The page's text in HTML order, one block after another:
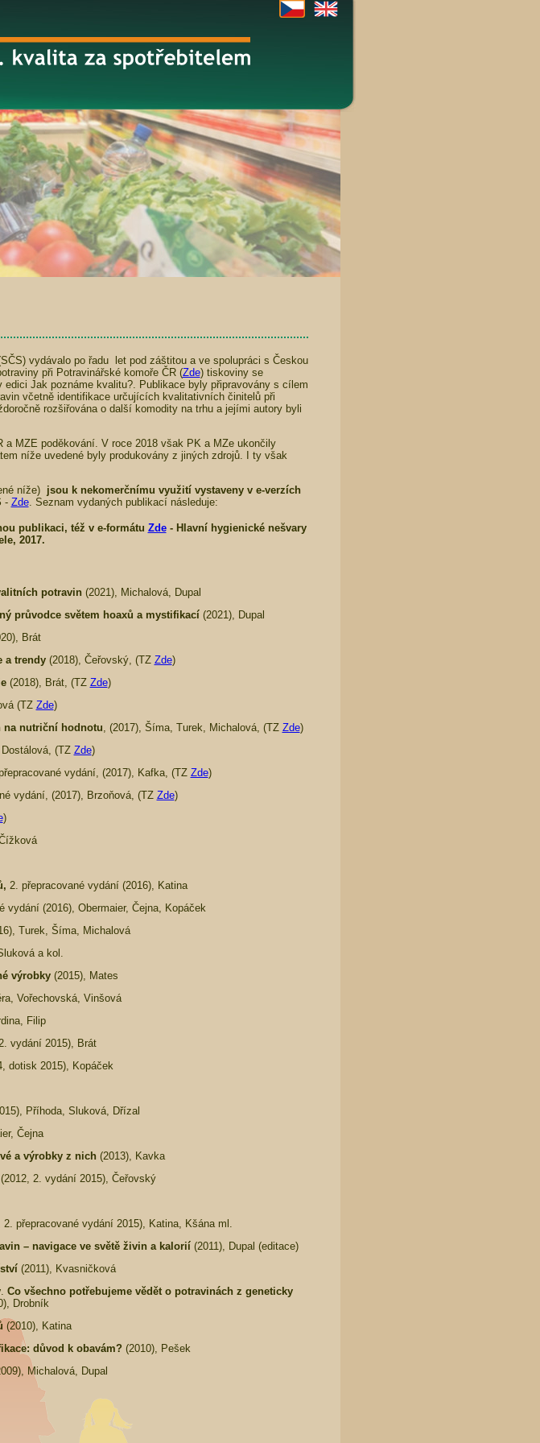
vydávalo po řadu let pod záštitou a ve spolupráci s Českou
při Potravinářské komoře ČR (Zde) tiskoviny se
edici Jak poznáme kvalitu?. Publikace byly připravovány s cílem
včetně identifikace určujících kvalitativních činitelů při
rozšiřována o další komodity na trhu a jejími autory byli
a MZE poděkování. V roce 2018 však PK a MZe ukončily
níže uvedené byly produkovány z jiných zdrojů. I ty však
níže) jsou k nekomerčnímu využití vystaveny v e-verzích
- Zde. Seznam vydaných publikací následuje:
publikaci, též v e-formátu Zde- Hlavní hygienické nešvary
, 2017.
potravin (2021), Michalová, Dupal
průvodce světem hoaxů a mystifikací (2021), Dupal
Brát
a trendy (2018), Čeřovský, (TZ Zde)
(2018), Brát, (TZ Zde)
(TZ Zde)
nutriční hodnotu , (2017), Šíma, Turek, Michalová, (TZ Zde)
(TZ Zde)
vydání, (2017), Kafka, (TZ Zde)
vydání, (2017), Brzoňová, (TZ Zde)
)
2. přepracované vydání (2016), Katina
vydání (2016), Obermaier, Čejna, Kopáček
Turek, Šíma, Michalová
a kol.
výrobky (2015), Mates
Vořechovská, Vinšová
Filip
vydání 2015), Brát
dotisk 2015), Kopáček
Příhoda, Sluková, Dřízal
Čejna
a výrobky z nich (2013), Kavka
2. vydání 2015), Čeřovský
přepracované vydání 2015), Katina, Kšána ml.
– navigace ve světě živin a kalorií (2011), Dupal (editace)
(2011), Kvasničková
. Co všechno potřebujeme vědět o potravinách z geneticky
Drobník
(2010), Katina
důvod k obavám? (2010), Pešek
Michalová, Dupal